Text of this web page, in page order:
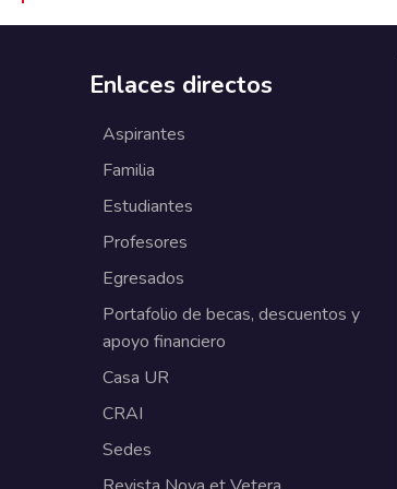
Enlaces directos
Aspirantes
Familia
Estudiantes
Profesores
Egresados
Portafolio de becas, descuentos y
apoyo financiero
Casa UR
CRAI
Sedes